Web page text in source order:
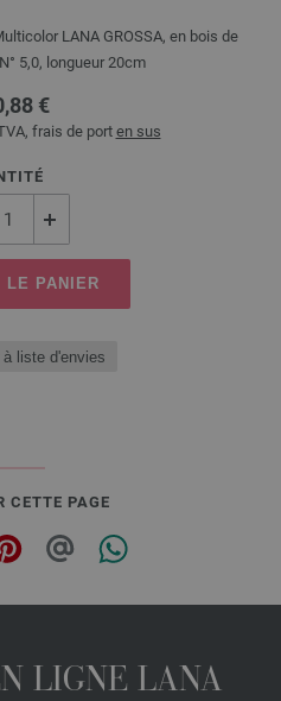
LANA GROSSA, en bois de
5,0, longueur 20cm
€
frais de porten sus
LE PANIER
liste d'envies
CETTE PAGE
LIGNE LANA